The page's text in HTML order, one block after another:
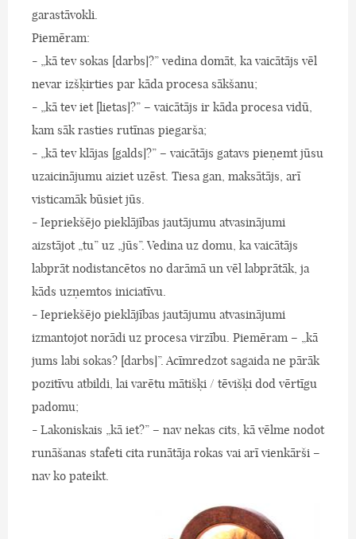
garastāvokli.
Piemēram:
- „kā tev sokas [darbs]?” vedina domāt, ka vaicātājs vēl
nevar izšķirties par kāda procesa sākšanu;
- „kā tev iet [lietas]?” – vaicātājs ir kāda procesa vidū,
kam sāk rasties rutīnas piegarša;
- „kā tev klājas [galds]?” – vaicātājs gatavs pieņemt jūsu
uzaicinājumu aiziet uzēst. Tiesa gan, maksātājs, arī
visticamāk būsiet jūs.
- Iepriekšējo pieklājības jautājumu atvasinājumi
aizstājot „tu” uz „jūs”. Vedina uz domu, ka vaicātājs
labprāt nodistancētos no darāmā un vēl labprātāk, ja
kāds uzņemtos iniciatīvu.
- Iepriekšējo pieklājības jautājumu atvasinājumi
izmantojot norādi uz procesa virzību. Piemēram – „kā
jums labi sokas? [darbs]”. Acīmredzot sagaida ne pārāk
pozitīvu atbildi, lai varētu mātišķi / tēvišķi dod vērtīgu
padomu;
- Lakoniskais „kā iet?” – nav nekas cits, kā vēlme nodot
runāšanas stafeti cita runātāja rokas vai arī vienkārši –
nav ko pateikt.